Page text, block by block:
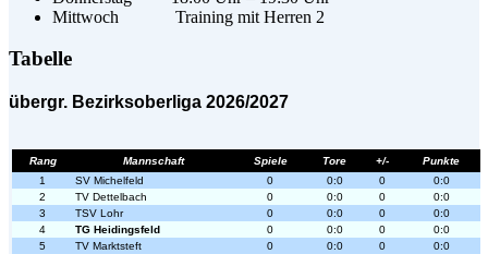
Mittwoch Training mit Herren 2
Tabelle
übergr. Bezirksoberliga 2026/2027
Rang Mannschaft Spiele Tore +/-
Punkte
1
SV Michelfeld 0 0:0 0
0:0
2
TV Dettelbach 0 0:0 0
0:0
3
TSV Lohr 0 0:0 0
0:0
4
TG Heidingsfeld 0 0:0 0
0:0
5
TV Marktsteft 0 0:0 0
0:0